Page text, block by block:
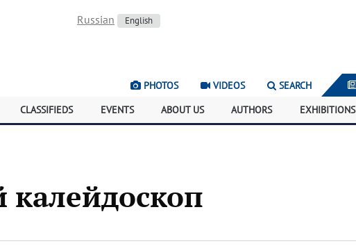
Russian English
PHOTOS VIDEOS SEARCH
CLASSIFIEDS EVENTS ABOUT US AUTHORS EXHIBITIONS
калейдоскоп